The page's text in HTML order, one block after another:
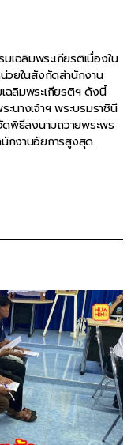
ฉลิมพระเกียรติเนื่องใน
วยในสังกัดสำนักงาน
ฉลิมพระเกียรติฯ ดังนี้
นางเจ้าฯ พระบรมราชินี
ดพิธีลงนามถวายพระพร
นักงานอัยการสูงสุด.